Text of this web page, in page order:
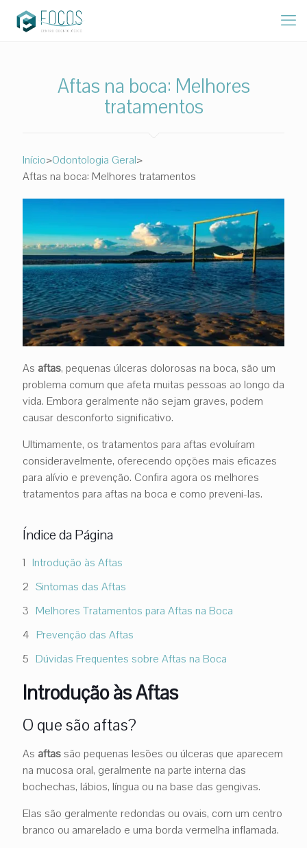
Aftas na boca: Melhores
tratamentos
Início>Odontologia Geral>
Aftas na boca: Melhores tratamentos
As aftas, pequenas úlceras dolorosas na boca, são um
problema comum que afeta muitas pessoas ao longo da
vida. Embora geralmente não sejam graves, podem
causar desconforto significativo.
Ultimamente, os tratamentos para aftas evoluíram
consideravelmente, oferecendo opções mais eficazes
para alívio e prevenção. Confira agora os melhores
tratamentos para aftas na boca e como preveni-las.
Índice da Página
Introdução às Aftas
Sintomas das Aftas
Melhores Tratamentos para Aftas na Boca
Prevenção das Aftas
Dúvidas Frequentes sobre Aftas na Boca
Introdução às Aftas
O que são aftas?
As aftassão pequenas lesões ou úlceras que aparecem
na mucosa oral, geralmente na parte interna das
bochechas, lábios, língua ou na base das gengivas.
Elas são geralmente redondas ou ovais, com um centro
branco ou amarelado e uma borda vermelha inflamada.